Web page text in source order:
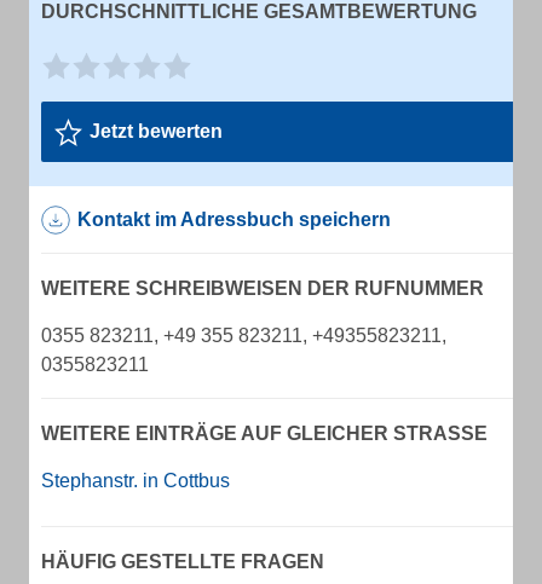
DURCHSCHNITTLICHE GESAMTBEWERTUNG
Jetzt bewerten
Kontakt im Adressbuch speichern
WEITERE SCHREIBWEISEN DER RUFNUMMER
0355 823211, +49 355 823211, +49355823211,
0355823211
WEITERE EINTRÄGE AUF GLEICHER STRASSE
Stephanstr. in Cottbus
HÄUFIG GESTELLTE FRAGEN